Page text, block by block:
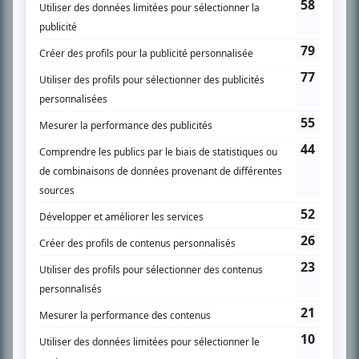
télévision» a d’abord oeuvré au magazine TV Hebdo de 1996 à 2001. Sa
spécialité: la télé québécoise. On peut l’entendre régulièrement commenter
l’actualité télévisuelle au 98,5.